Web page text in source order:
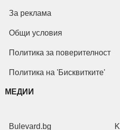
За реклама
Общи условия
Политика за поверителност
Политика на 'Бисквитките'
МЕДИИ
Bulevard.bg